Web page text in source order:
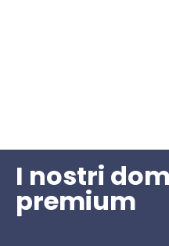
I nostri
premium